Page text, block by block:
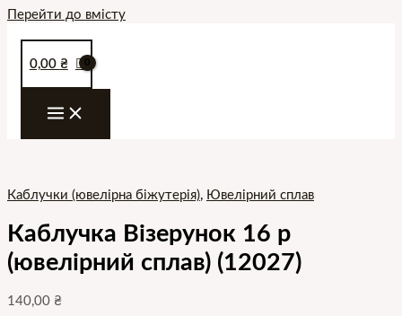
Перейти до вмісту
0,00 ₴
Каблучки (ювелірна біжутерія), Ювелірний сплав
Каблучка Візерунок 16 р
(ювелірний сплав) (12027)
140,00 ₴